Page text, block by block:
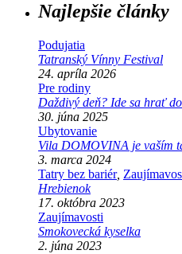
Najlepšie články
Podujatia
Tatranský Vínny Festival
24. apríla 2026
Pre rodiny
Daždivý deň? Ide sa hrať
30. júna 2025
Ubytovanie
Vila DOMOVINA je vaším
3. marca 2024
Tatry bez bariér,
Hrebienok
17. októbra 2023
Zaujímavosti
Smokovecká kyselka
2. júna 2023